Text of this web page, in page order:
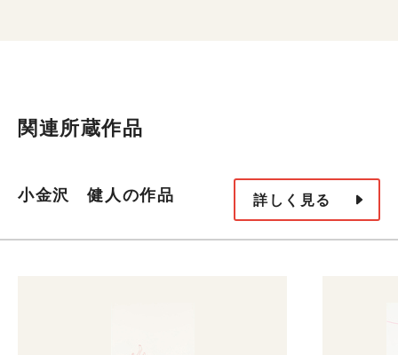
関連所蔵作品
小金沢 健人の作品 詳しく見る